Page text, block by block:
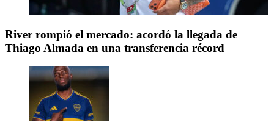
River rompió el mercado: acordó la llegada de
Thiago Almada en una transferencia récord